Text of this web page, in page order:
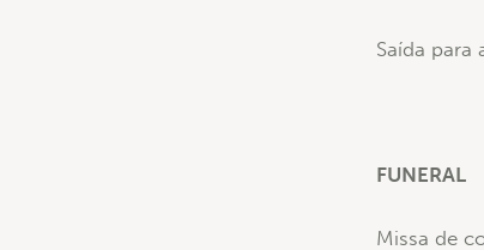
Saída para
FUNERAL
Missa de